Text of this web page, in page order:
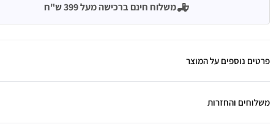
משלוח חינם ברכישה מעל 399 ש"ח
פרטים נוספים על המוצר
משלוחים והחזרות